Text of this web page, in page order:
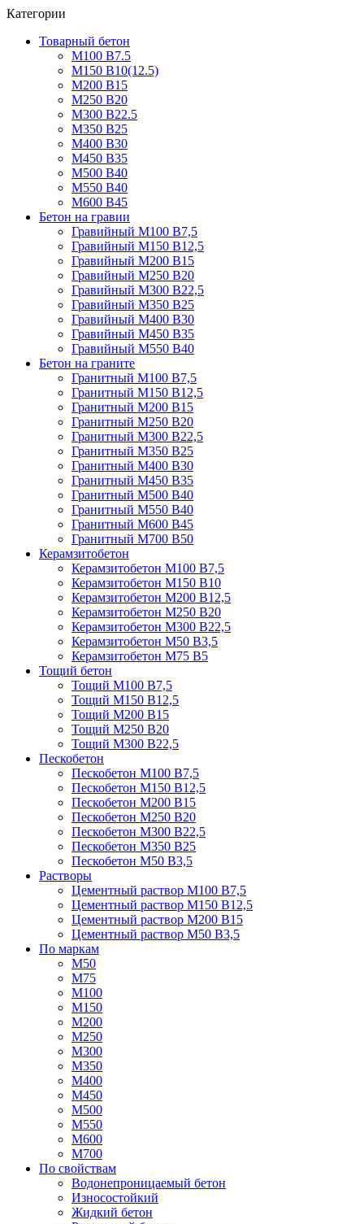
Категории
Товарный бетон
М100 В7.5
М150 В10(12.5)
М200 В15
М250 В20
М300 В22.5
М350 В25
М400 В30
М450 В35
М500 В40
М550 В40
М600 В45
Бетон на гравии
Гравийный М100 В7,5
Гравийный М150 В12,5
Гравийный М200 В15
Гравийный М250 В20
Гравийный М300 В22,5
Гравийный М350 В25
Гравийный М400 В30
Гравийный М450 В35
Гравийный М550 В40
Бетон на граните
Гранитный М100 В7,5
Гранитный М150 В12,5
Гранитный М200 В15
Гранитный М250 В20
Гранитный М300 В22,5
Гранитный М350 В25
Гранитный М400 В30
Гранитный М450 В35
Гранитный М500 В40
Гранитный М550 В40
Гранитный М600 В45
Гранитный М700 В50
Керамзитобетон
Керамзитобетон М100 В7,5
Керамзитобетон М150 В10
Керамзитобетон М200 В12,5
Керамзитобетон М250 В20
Керамзитобетон М300 В22,5
Керамзитобетон М50 В3,5
Керамзитобетон М75 В5
Тощий бетон
Тощий М100 В7,5
Тощий М150 В12,5
Тощий М200 В15
Тощий М250 В20
Тощий М300 В22,5
Пескобетон
Пескобетон М100 В7,5
Пескобетон М150 В12,5
Пескобетон М200 В15
Пескобетон М250 В20
Пескобетон М300 В22,5
Пескобетон М350 В25
Пескобетон М50 В3,5
Растворы
Цементный раствор М100 В7,5
Цементный раствор М150 В12,5
Цементный раствор М200 В15
Цементный раствор М50 В3,5
По маркам
М50
М75
М100
М150
М200
М250
М300
М350
М400
М450
М500
М550
М600
М700
По свойствам
Водонепроницаемый бетон
Износостойкий
Жидкий бетон